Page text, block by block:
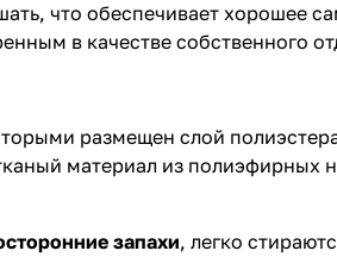
что обеспечивает хорошее
в качестве собственного
размещен слой
материал из полиэфирных
запахи, легко